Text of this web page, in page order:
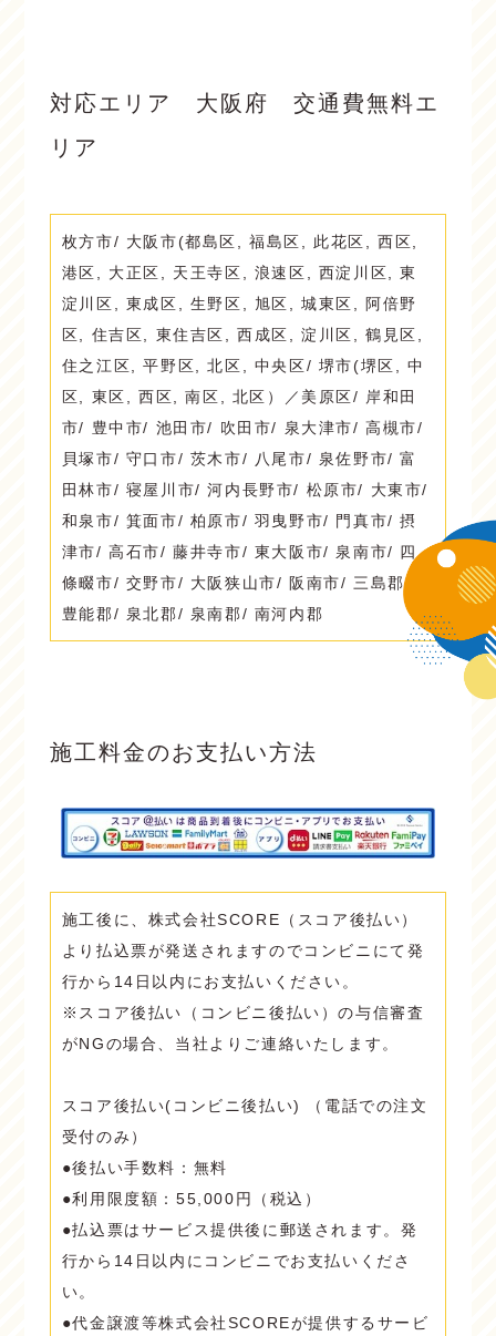
対応エリア 大阪府 交通費無料エ
リア
枚方市/ 大阪市(都島区, 福島区, 此花区, 西区,
港区, 大正区, 天王寺区, 浪速区, 西淀川区, 東
淀川区, 東成区, 生野区, 旭区, 城東区, 阿倍野
区, 住吉区, 東住吉区, 西成区, 淀川区, 鶴見区,
住之江区, 平野区, 北区, 中央区/ 堺市(堺区, 中
区, 東区, 西区, 南区, 北区）／美原区/ 岸和田
市/ 豊中市/ 池田市/ 吹田市/ 泉大津市/ 高槻市/
貝塚市/ 守口市/ 茨木市/ 八尾市/ 泉佐野市/ 富
田林市/ 寝屋川市/ 河内長野市/ 松原市/ 大東市/
和泉市/ 箕面市/ 柏原市/ 羽曳野市/ 門真市/ 摂
津市/ 高石市/ 藤井寺市/ 東大阪市/ 泉南市/ 四
條畷市/ 交野市/ 大阪狭山市/ 阪南市/ 三島郡/
豊能郡/ 泉北郡/ 泉南郡/ 南河内郡
施工料金のお支払い方法
施工後に、株式会社SCORE（スコア後払い）
より払込票が発送されますのでコンビニにて発
行から14日以内にお支払いください。
※スコア後払い（コンビニ後払い）の与信審査
がNGの場合、当社よりご連絡いたします。
スコア後払い(コンビニ後払い) （電話での注文
受付のみ）
●後払い手数料：無料
●利用限度額：55,000円（税込）
●払込票はサービス提供後に郵送されます。発
行から14日以内にコンビニでお支払いくださ
い。
●代金譲渡等株式会社SCOREが提供するサービ